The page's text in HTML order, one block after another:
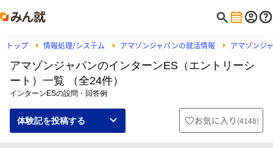
トップ 情報処理/システム アマゾンジャパンの就活情報 アマゾンジ
アマゾンジャパンのインターンES（エントリーシ
ート）一覧 （全24件）
インターンESの設問・回答例
体験記を投稿する お気に入り (4148)